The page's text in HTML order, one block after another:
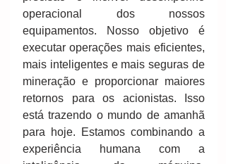
operacional dos nossos
equipamentos. Nosso objetivo é
executar operações mais eficientes,
mais inteligentes e mais seguras de
mineração e proporcionar maiores
retornos para os acionistas. Isso
está trazendo o mundo de amanhã
para hoje. Estamos combinando a
experiência humana com a